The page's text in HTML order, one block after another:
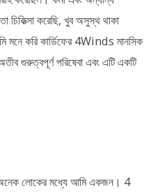
চিকিত্সা করেছি, খুব অসুস্থ থাকা
মনে করি কার্ডিফের 4Winds মানসিক
গুরুত্বপূর্ণ পরিষেবা এবং এটি একটি
অনেক লোকের মধ্যে আমি একজন। 4